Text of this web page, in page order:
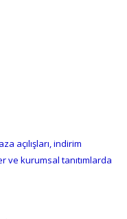
açılışları, indirim
ve kurumsal tanıtımlarda